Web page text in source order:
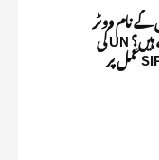
نام ووٹر
لسٹ سے نکالے جا رہے ہیں؟ UN کی
رپورٹ میں بھارت کے SIR عمل پر